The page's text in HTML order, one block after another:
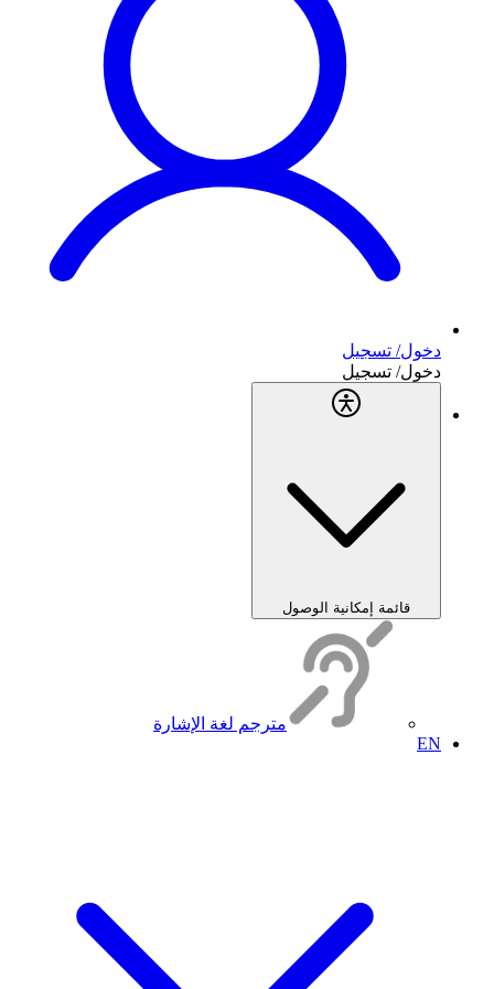
دخول/ تسجيل
دخول/ تسجيل
قائمة إمكانية الوصول
مترجم لغة الإشارة
EN